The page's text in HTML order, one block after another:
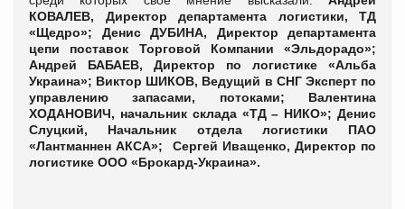
КОВАЛЕВ, Директор департамента логистики, ТД
«Щедро»; Денис ДУБИНА, Директор департамента
цепи поставок Торговой Компании «Эльдорадо»;
Андрей БАБАЕВ, Директор по логистике «Альба
Украина»; Виктор ШИКОВ, Ведущий в СНГ Эксперт по
управлению запасами, потоками; Валентина
ХОДАНОВИЧ, начальник склада «ТД – НИКО»; Денис
Слуцкий, Начальник отдела логистики ПАО
«Лантманнен АКСА»; Сергей Иващенко, Директор по
логистике ООО «Брокард-Украина».